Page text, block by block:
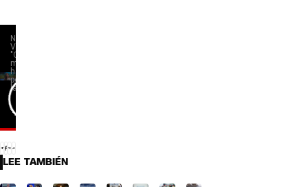
LEE TAMBIÉN